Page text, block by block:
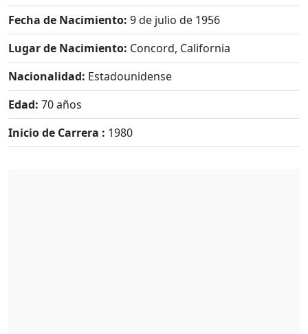
Fecha de Nacimiento: 9 de julio de 1956
Lugar de Nacimiento: Concord, California
Nacionalidad: Estadounidense
Edad: 70 años
Inicio de Carrera : 1980